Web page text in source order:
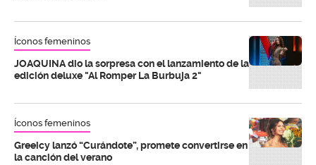
Íconos femeninos
JOAQUINA dio la sorpresa con el lanzamiento de la
edición deluxe "Al Romper La Burbuja 2"
Íconos femeninos
Greeicy lanzó “Curándote”, promete convertirse en
la canción del verano